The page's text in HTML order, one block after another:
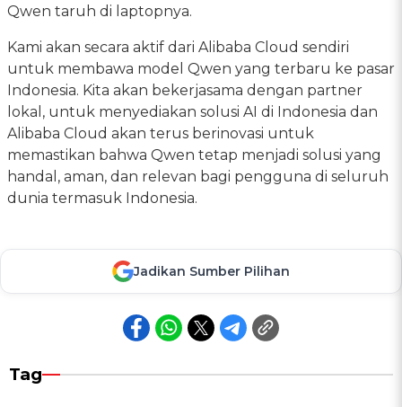
Qwen taruh di laptopnya.
Kami akan secara aktif dari Alibaba Cloud sendiri
untuk membawa model Qwen yang terbaru ke pasar
Indonesia. Kita akan bekerjasama dengan partner
lokal, untuk menyediakan solusi AI di Indonesia dan
Alibaba Cloud akan terus berinovasi untuk
memastikan bahwa Qwen tetap menjadi solusi yang
handal, aman, dan relevan bagi pengguna di seluruh
dunia termasuk Indonesia.
Jadikan Sumber Pilihan
Tag